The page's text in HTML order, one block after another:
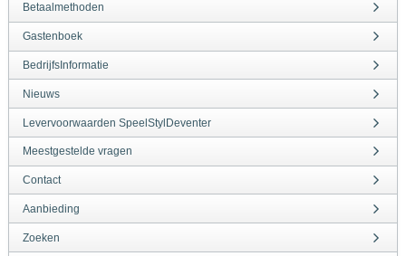
Betaalmethoden
Gastenboek
BedrijfsInformatie
Nieuws
Levervoorwaarden SpeelStylDeventer
Meestgestelde vragen
Contact
Aanbieding
Zoeken